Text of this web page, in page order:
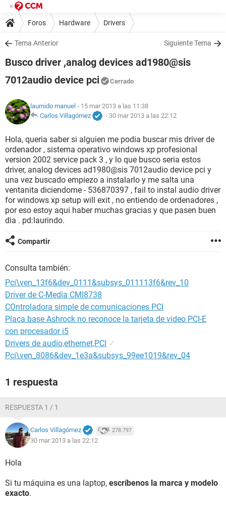
Foros Hardware Drivers
Tema Anterior Siguiente Tema
Busco driver ,analog devices ad1980@sis
7012audio device pci
Cerrado
laurnido manuel - 15 mar 2013 a las 11:38
Carlos Villagómez
- 30 mar 2013 a las 22:12
Hola, queria saber si alguien me podia buscar mis driver de
ordenador , sistema operativo windows xp profesional
version 2002 service pack 3 , y lo que busco seria estos
driver, analog devices ad1980@sis 7012audio device pci y
una vez buscado empiezo a instalarlo y me salta una
ventanita diciendome - 536870397 , fail to instal audio driver
for windows xp setup will exit , no entiendo de ordenadores ,
por eso estoy aqui haber muchas gracias y que pasen buen
dia . pd:laurindo.
Compartir
Consulta también:
Pci\ven_13f6&dev_0111&subsys_011113f6&rev_10
Driver de C-Media CMI8738
COntroladora simple de comunicaciones PCI
Placa base Ashrock no reconoce la tarjeta de video PCI-E
con procesador i5
Drivers de audio,ethernet,PCI ✓
Pci\ven_8086&dev_1e3a&subsys_99ee1019&rev_04
1 respuesta
RESPUESTA 1 / 1
Carlos Villagómez 278.797
30 mar 2013 a las 22:12
Hola
Si tu máquina es una laptop, escríbenos la marca y modelo
exacto.